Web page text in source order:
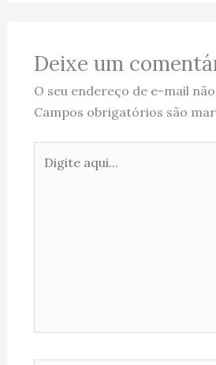
Deixe um
O seu endereço de e-mail
Campos obrigatórios são
aqui...